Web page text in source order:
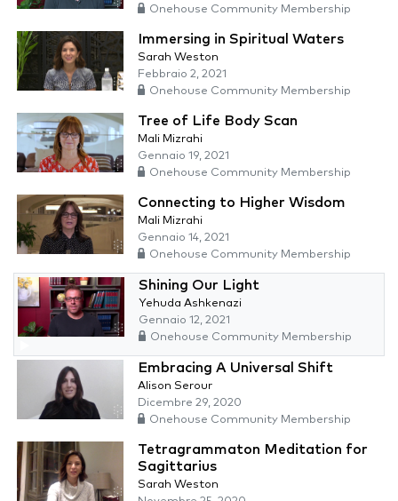
Onehouse Community Membership
Immersing in Spiritual Waters
Sarah Weston
Febbraio 2, 2021
Onehouse Community Membership
Tree of Life Body Scan
Mali Mizrahi
Gennaio 19, 2021
Onehouse Community Membership
Connecting to Higher Wisdom
Mali Mizrahi
Gennaio 14, 2021
Onehouse Community Membership
Shining Our Light
Yehuda Ashkenazi
Gennaio 12, 2021
Onehouse Community Membership
Embracing A Universal Shift
Alison Serour
Dicembre 29, 2020
Onehouse Community Membership
Tetragrammaton Meditation for
Sagittarius
Sarah Weston